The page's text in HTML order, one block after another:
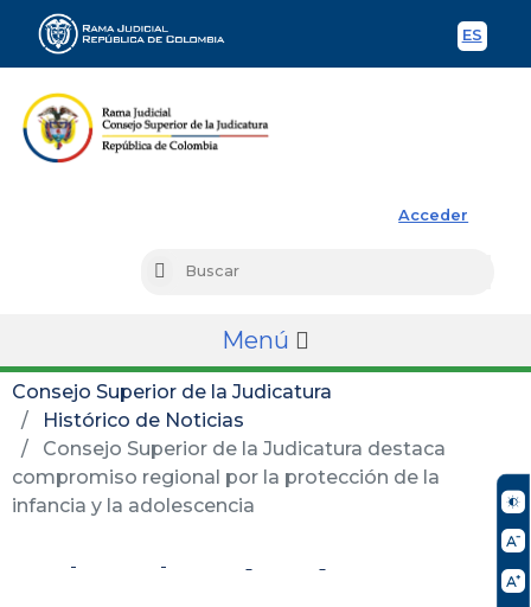
ES
Acceder
Buscar
Menú
Consejo Superior de la Judicatura
Histórico de Noticias
Consejo Superior de la Judicatura destaca
compromiso regional por la protección de la
infancia y la adolescencia